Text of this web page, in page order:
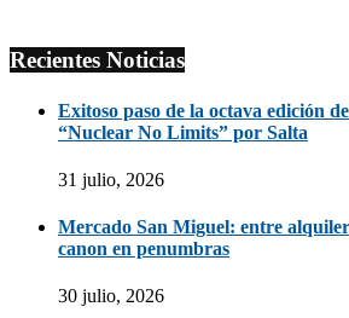
Recientes Noticias
Exitoso paso de la octava edición
“Nuclear No Limits” por Salta
31 julio, 2026
Mercado San Miguel: entre
canon en penumbras
30 julio, 2026